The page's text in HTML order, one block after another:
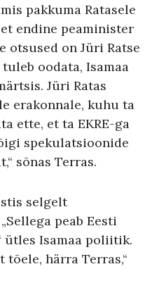
pakkuma Ratasele
endine peaminister
otsused on Jüri Ratse
oodata, Isamaa
Jüri Ratas
erakonnale, kuhu ta
ette, et ta EKRE-ga
spekulatsioonide
sõnas Terras.
selgelt
peab Eesti
ütles Isamaa poliitik.
tõele, härra Terras,“